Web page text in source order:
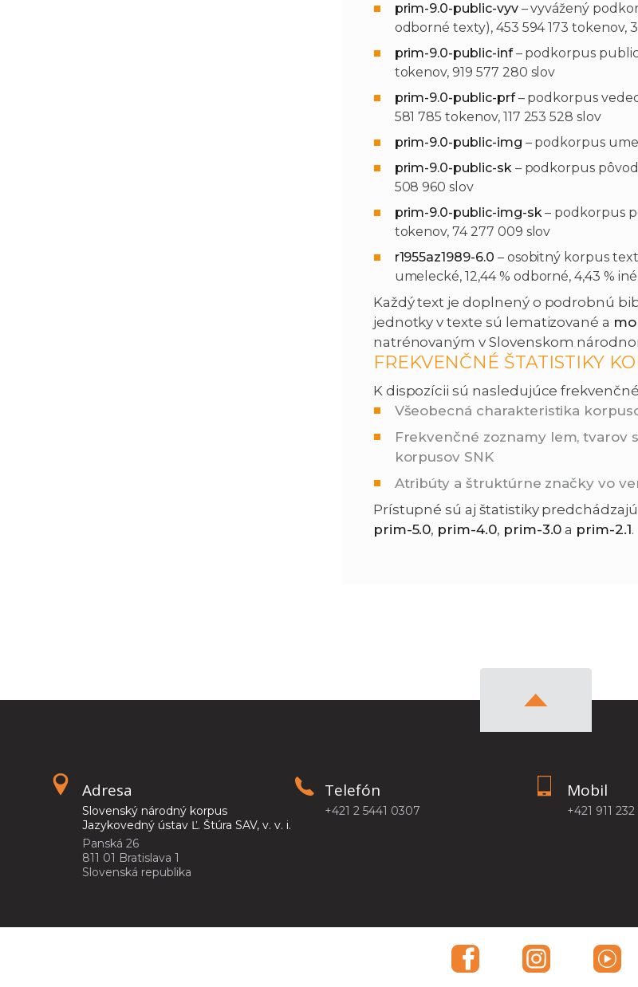
prim-9.0-public-vyv– vyvážený
odborné texty), 453 594 173 tokenov,
prim-9.0-public-inf– podkorpus
tokenov, 919 577 280 slov
prim-9.0-public-prf– podkorpus
581 785 tokenov, 117 253 528 slov
prim-9.0-public-img – podkorpus
prim-9.0-public-sk– podkorpus
508 960 slov
prim-9.0-public-img-sk– podkorpus
tokenov, 74 277 009 slov
r1955az1989-6.0 – osobitný korpus
umelecké, 12,44 % odborné, 4,43 %
Každý text je doplnený o podrobnú
jednotky v texte sú lematizované a
natrénovaným v Slovenskom
FREKVENČNÉ ŠTATISTIKY
K dispozícii sú nasledujúce
Všeobecná charakteristika
Frekvenčné zoznamy lem, tvarov
korpusov SNK
Atribúty a štruktúrne značky vo
Prístupné sú aj štatistiky
prim-5.0, prim-4.0, prim-3.0 a prim-2.1.
Adresa
Slovenský národný korpus
Jazykovedný ústav Ľ. Štúra SAV, v. v. i.
Panská 26
811 01 Bratislava 1
Slovenská republika
Telefón
+421 2 5441 0307
Mobil
+421 911